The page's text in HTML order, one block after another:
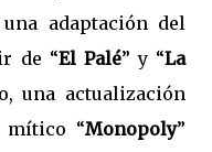
adaptación del
de “El Palé” y “La
una actualización
“Monopoly”